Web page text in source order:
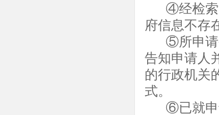
④经检索
府信息不存
⑤所申请
告知申请人
的行政机关
式。
⑥已就申